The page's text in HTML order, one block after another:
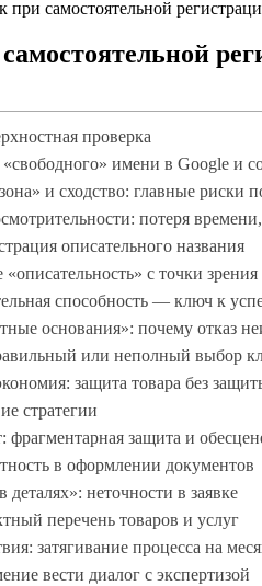
при самостоятельной
проверка
имени в Google и
и сходство: главные риски
потеря
описательного названия
с точки зрения
способность — ключ к
основания»: почему отказ
или неполный выбор
защита товара без
стратегии
фрагментарная защита и
в оформлении документов
неточности в заявке
перечень товаров и услуг
затягивание процесса на
вести диалог с экспертизой